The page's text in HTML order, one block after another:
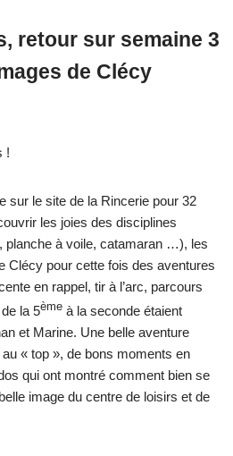
retour sur semaine 3
de Clécy
!
sur le site de la Rincerie pour 32
les joies des disciplines
planche à voile, catamaran …), les
Clécy pour cette fois des aventures
en rappel, tir à l’arc, parcours
la 5ème à la seconde étaient
et Marine. Une belle aventure
« top », de bons moments en
qui ont montré comment bien se
image du centre de loisirs et de